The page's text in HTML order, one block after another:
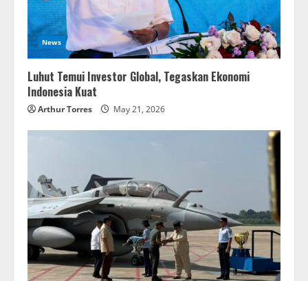
News
Luhut Temui Investor Global, Tegaskan Ekonomi
Indonesia Kuat
Arthur Torres May 21, 2026